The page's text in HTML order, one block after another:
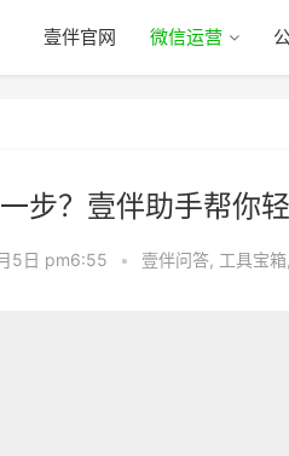
壹伴官网 微信运营
步？壹伴助手帮你
5日 pm6:55 • 壹伴问答, 工具宝箱